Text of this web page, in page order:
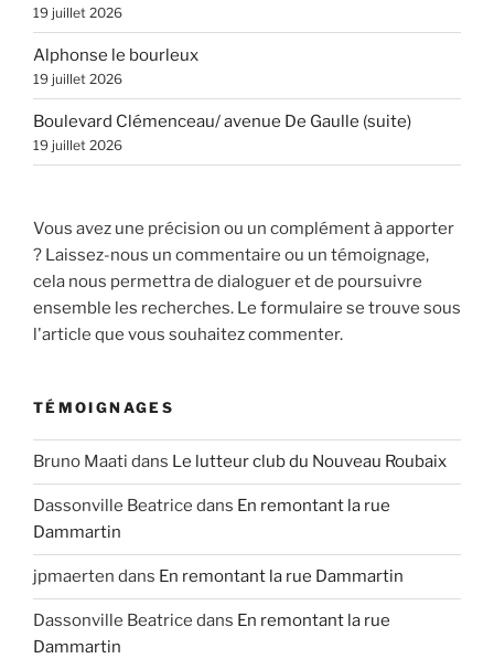
19 juillet 2026
Alphonse le bourleux
19 juillet 2026
Boulevard Clémenceau/ avenue De Gaulle (suite)
19 juillet 2026
Vous avez une précision ou un complément à apporter
? Laissez-nous un commentaire ou un témoignage,
cela nous permettra de dialoguer et de poursuivre
ensemble les recherches. Le formulaire se trouve sous
l'article que vous souhaitez commenter.
TÉMOIGNAGES
Bruno Maati dans Le lutteur club du Nouveau Roubaix
Dassonville Beatrice dans En remontant la rue
Dammartin
jpmaerten dans En remontant la rue Dammartin
Dassonville Beatrice dans En remontant la rue
Dammartin